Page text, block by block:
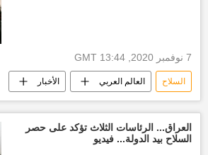
7 نوفمبر 2020, 13:44 GMT
السلاح العالم العربي الأخبار
أخبار السودان اليوم تجارة السلاح
العراق... الرئاسات الثلاث تؤكد على حصر
السلاح بيد الدولة... فيديو